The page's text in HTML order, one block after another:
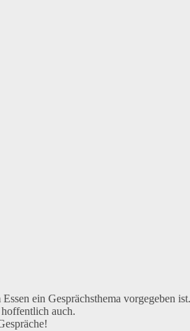
ein Gesprächsthema vorgegeben
auch.